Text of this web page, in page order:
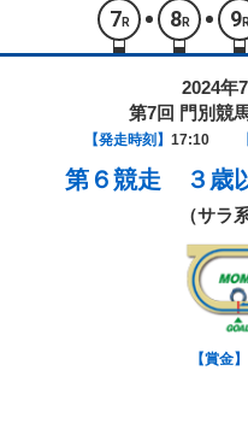
7 R 8R 9R
2024年
第7回 門別競
【発走時刻】 17:10
第６競走 ３
（サラ
【賞金】